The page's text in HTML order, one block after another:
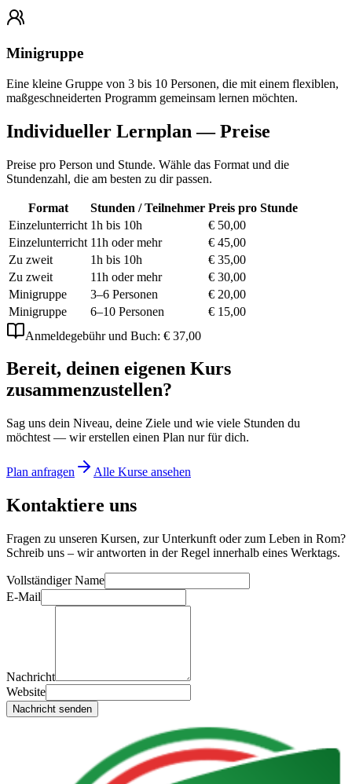
Minigruppe
Eine kleine Gruppe von 3 bis 10 Personen, die mit einem flexiblen,
maßgeschneiderten Programm gemeinsam lernen möchten.
Individueller Lernplan — Preise
Preise pro Person und Stunde. Wähle das Format und die
Stundenzahl, die am besten zu dir passen.
Format Stunden / Teilnehmer Preis pro Stunde
Einzelunterricht 1h bis 10h
€ 50,00
Einzelunterricht 11h oder mehr
€ 45,00
Zu zweit
1h bis 10h
€ 35,00
Zu zweit
11h oder mehr
€ 30,00
Minigruppe
3–6 Personen
€ 20,00
Minigruppe
6–10 Personen
€ 15,00
Anmeldegebühr und Buch: € 37,00
Bereit, deinen eigenen Kurs
zusammenzustellen?
Sag uns dein Niveau, deine Ziele und wie viele Stunden du
möchtest — wir erstellen einen Plan nur für dich.
Plan anfragen Alle Kurse ansehen
Kontaktiere uns
Fragen zu unseren Kursen, zur Unterkunft oder zum Leben in Rom?
Schreib uns – wir antworten in der Regel innerhalb eines Werktags.
Vollständiger Name
E-Mail
Nachricht
Website
Nachricht senden